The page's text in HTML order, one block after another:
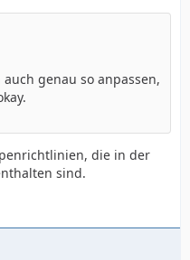
genau so anpassen,
die in der
sind.